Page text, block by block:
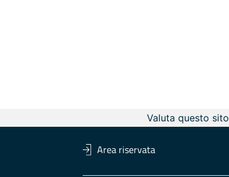
Valuta questo sito
Area riservata